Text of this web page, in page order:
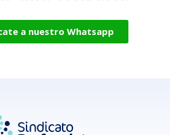
a nuestro Whatsapp